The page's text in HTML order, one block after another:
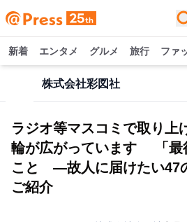
新着 エンタメ グルメ 旅行 ファ
株式会社彩図社
ラジオ等マスコミで取り上
輪が広がっています 「最
こと ―故人に届けたい47
ご紹介